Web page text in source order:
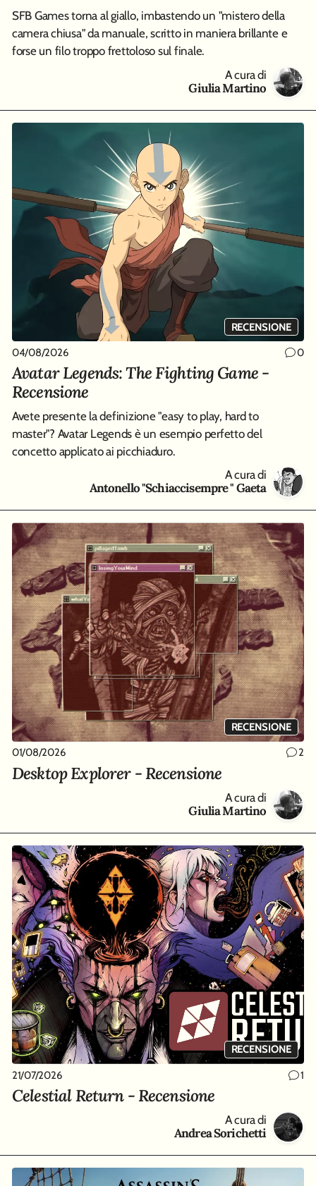
SFB Games torna al giallo, imbastendo un "mistero della
camera chiusa" da manuale, scritto in maniera brillante e
forse un filo troppo frettoloso sul finale.
A cura di
Giulia Martino
RECENSIONE
04/08/2026 0
Avatar Legends: The Fighting Game -
Recensione
Avete presente la definizione "easy to play, hard to
master"? Avatar Legends è un esempio perfetto del
concetto applicato ai picchiaduro.
A cura di
Antonello "Schiaccisempre " Gaeta
RECENSIONE
01/08/2026 2
Desktop Explorer - Recensione
A cura di
Giulia Martino
RECENSIONE
21/07/2026 1
Celestial Return - Recensione
A cura di
Andrea Sorichetti